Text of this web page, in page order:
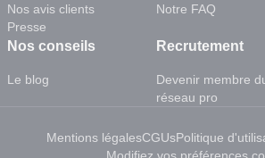
Nos avis clients
Presse
Notre FAQ
Nos conseils
Le blog
Recrutement
Devenir membre
réseau pro
Mentions légalesCGUsPolitique